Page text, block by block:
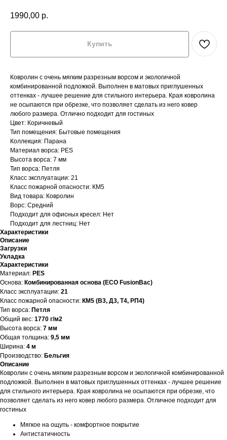
1990,00 р.
Купить
Ковролин с очень мягким разрезным ворсом и экологичной
комбинированной подложкой. Выполнен в матовых приглушенных
оттенках - лучшее решение для стильного интерьера. Края ковролина
не осыпаются при обрезке, что позволяет сделать из него ковер
любого размера. Отлично подходит для гостиных
Цвет: Коричневый
Тип помещения: Бытовые помещения
Коллекция: Парана
Материал ворса: PES
Высота ворса: 7 мм
Тип ворса: Петля
Класс эксплуатации: 21
Класс пожарной опасности: КМ5
Вид товара: Ковролин
Ворс: Средний
Подходит для офисных кресел: Нет
Подходит для лестниц: Нет
Характеристики
Описание
Загрузки
Укладка
Характеристики
Материал: PES
Основа: Комбинированная основа (ECO FusionBac)
Класс эксплуатации: 21
Класс пожарной опасности: КМ5 (В3, Д3, Т4, РП4)
Тип ворса: Петля
Общий вес: 1770 г/м2
Высота ворса: 7 мм
Общая толщина: 9,5 мм
Ширина: 4 м
Производство: Бельгия
Описание
Ковролин с очень мягким разрезным ворсом и экологичной комбинированной
подложкой. Выполнен в матовых приглушенных оттенках - лучшее решение
для стильного интерьера. Края ковролина не осыпаются при обрезке, что
позволяет сделать из него ковер любого размера. Отличное подходит для
гостиных
Мягкое на ощупь - комфортное покрытие
Антистатичность